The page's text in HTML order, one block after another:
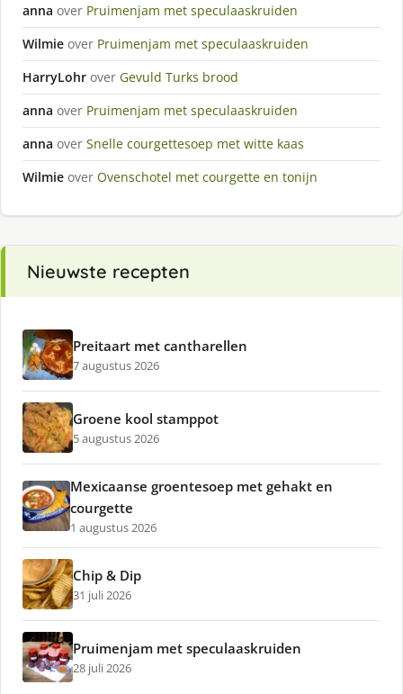
anna over Pruimenjam met speculaaskruiden
Wilmie over Pruimenjam met speculaaskruiden
HarryLohr over Gevuld Turks brood
anna over Pruimenjam met speculaaskruiden
anna over Snelle courgettesoep met witte kaas
Wilmie over Ovenschotel met courgette en tonijn
Nieuwste recepten
Preitaart met cantharellen
7 augustus 2026
Groene kool stamppot
5 augustus 2026
Mexicaanse groentesoep met gehakt en
courgette
1 augustus 2026
Chip & Dip
31 juli 2026
Pruimenjam met speculaaskruiden
28 juli 2026